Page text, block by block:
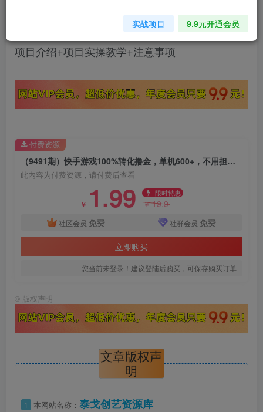
项目介绍+项目实操教学+注意事项
（9491期）快手游戏100%转化撸金，单机600+，不用担心不会做
此内容为付费资源，请付费后查看
￥ 1.99 限时特惠
￥19.9
社区会员 免费 社群会员 免费
立即购买
您当前未登录！建议登陆后购买，可保存购买订单
付费资源
© 版权声明
文章版权声
明
1 本网站名称： 泰戈创艺资源库
实战项目 9.9元开通会员